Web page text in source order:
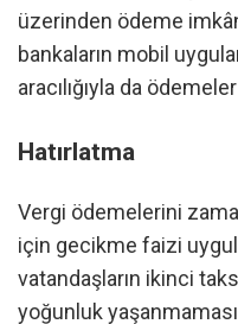
üzerinden ödeme
bankaların mobil
aracılığıyla da
Hatırlatma
Vergi ödemelerini
için gecikme faizi
vatandaşların ikinci
yoğunluk